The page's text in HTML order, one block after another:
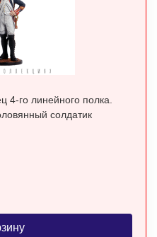
4-го линейного полка.
солдатик